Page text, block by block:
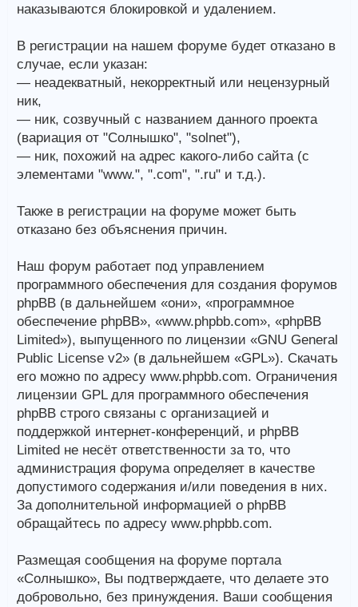
наказываются блокировкой и удалением.
В регистрации на нашем форуме будет отказано в
случае, если указан:
— неадекватный, некорректный или нецензурный
ник,
— ник, созвучный с названием данного проекта
(вариация от "Солнышко", "solnet"),
— ник, похожий на адрес какого-либо сайта (с
элементами "www.", ".com", ".ru" и т.д.).
Также в регистрации на форуме может быть
отказано без объяснения причин.
Наш форум работает под управлением
программного обеспечения для создания форумов
phpBB (в дальнейшем «они», «программное
обеспечение phpBB», «www.phpbb.com», «phpBB
Limited»), выпущенного по лицензии «GNU General
Public License v2» (в дальнейшем «GPL»). Скачать
его можно по адресу www.phpbb.com. Ограничения
лицензии GPL для программного обеспечения
phpBB строго связаны с организацией и
поддержкой интернет-конференций, и phpBB
Limited не несёт ответственности за то, что
администрация форума определяет в качестве
допустимого содержания и/или поведения в них.
За дополнительной информацией о phpBB
обращайтесь по адресу www.phpbb.com.
Размещая сообщения на форуме портала
«Солнышко», Вы подтверждаете, что делаете это
добровольно, без принуждения. Ваши сообщения